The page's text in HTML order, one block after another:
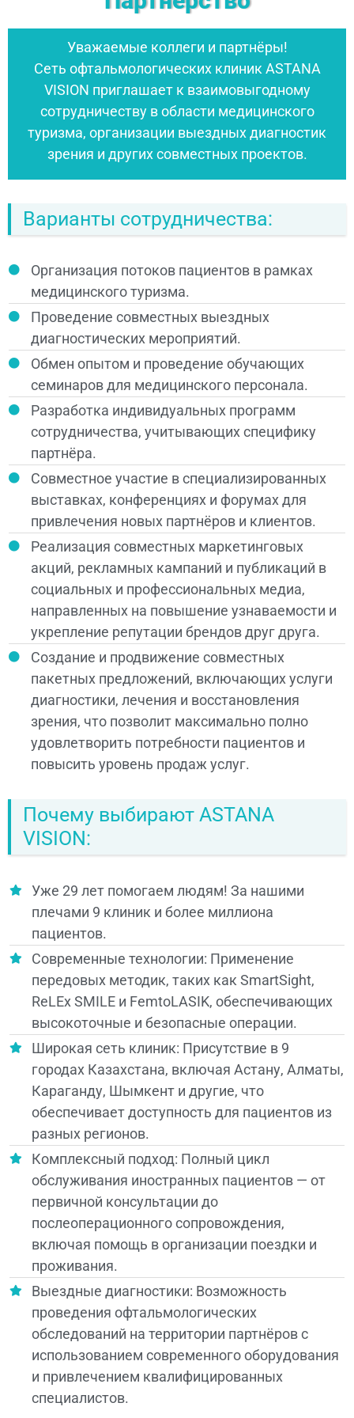
Уважаемые коллеги и партнёры!
Сеть офтальмологических клиник ASTANA
VISION приглашает к взаимовыгодному
сотрудничеству в области медицинского
туризма, организации выездных диагностик
зрения и других совместных проектов.
Варианты сотрудничества:
Организация потоков пациентов в рамках
медицинского туризма.
Проведение совместных выездных
диагностических мероприятий.
Обмен опытом и проведение обучающих
семинаров для медицинского персонала.
Разработка индивидуальных программ
сотрудничества, учитывающих специфику
партнёра.
Совместное участие в специализированных
выставках, конференциях и форумах для
привлечения новых партнёров и клиентов.
Реализация совместных маркетинговых
акций, рекламных кампаний и публикаций в
социальных и профессиональных медиа,
направленных на повышение узнаваемости и
укрепление репутации брендов друг друга.
Создание и продвижение совместных
пакетных предложений, включающих услуги
диагностики, лечения и восстановления
зрения, что позволит максимально полно
удовлетворить потребности пациентов и
повысить уровень продаж услуг.
Почему выбирают ASTANA
VISION:
Уже 29 лет помогаем людям! За нашими
плечами 9 клиник и более миллиона
пациентов.
Современные технологии: Применение
передовых методик, таких как SmartSight,
ReLEx SMILE и FemtoLASIK, обеспечивающих
высокоточные и безопасные операции.
Широкая сеть клиник: Присутствие в 9
городах Казахстана, включая Астану, Алматы,
Караганду, Шымкент и другие, что
обеспечивает доступность для пациентов из
разных регионов.
Комплексный подход: Полный цикл
обслуживания иностранных пациентов — от
первичной консультации до
послеоперационного сопровождения,
включая помощь в организации поездки и
проживания.
Выездные диагностики: Возможность
проведения офтальмологических
обследований на территории партнёров с
использованием современного оборудования
и привлечением квалифицированных
специалистов.